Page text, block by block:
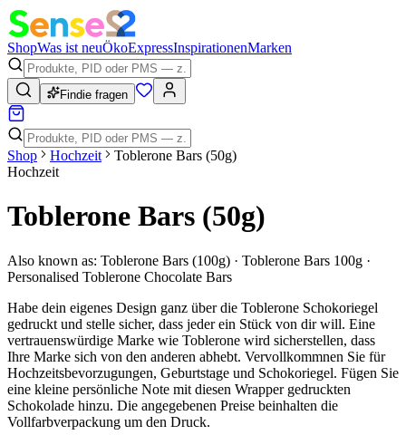
ShopWas ist neuÖkoExpressInspirationenMarken
Findie fragen
Shop Hochzeit
Toblerone Bars (50g)
Hochzeit
Toblerone Bars (50g)
Also known as: Toblerone Bars (100g) · Toblerone Bars 100g ·
Personalised Toblerone Chocolate Bars
Habe dein eigenes Design ganz über die Toblerone Schokoriegel
gedruckt und stelle sicher, dass jeder ein Stück von dir will. Eine
vertrauenswürdige Marke wie Toblerone wird sicherstellen, dass
Ihre Marke sich von den anderen abhebt. Vervollkommnen Sie für
Hochzeitsbevorzugungen, Geburtstage und Schokoriegel. Fügen Sie
eine kleine persönliche Note mit diesen Wrapper gedruckten
Schokolade hinzu. Die angegebenen Preise beinhalten die
Vollfarbverpackung um den Druck.